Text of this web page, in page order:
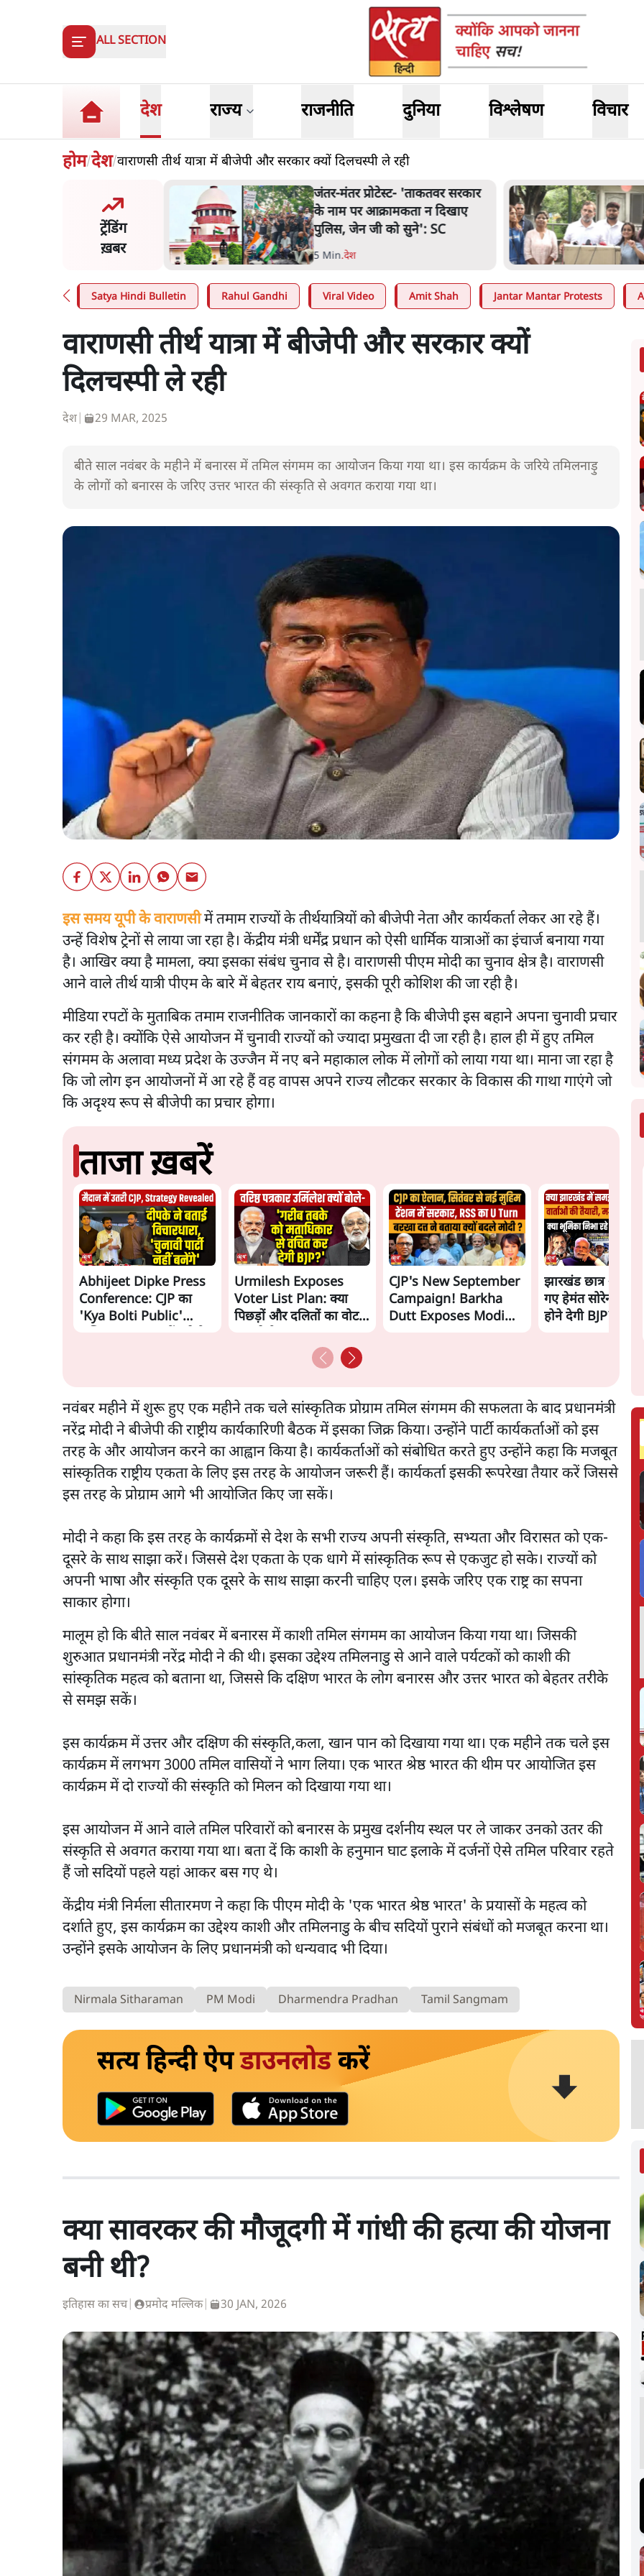
ALL SECTION
देश राज्य राजनीति दुनिया विश्लेषण विचार
होम/देश/वाराणसी तीर्थ यात्रा में बीजेपी और सरकार क्यों दिलचस्पी ले रही
ट्रेंडिंग
ख़बर
प्रोटेस्ट- 'ताकतवर सरकार
पर आक्रामकता न दिखाए
जेन जी को सुने': SC
जंतर मंतर प्रोटेस्ट: 'युवाओं को
प्रताड़ित किया जा रहा है, पर मोदी-
शाह में बोलने की हिम्मत नहीं'- राहुल
7 Min.देश
Satya Hindi Bulletin Rahul Gandhi Viral Video Amit Shah Jantar Mantar Protests
वाराणसी तीर्थ यात्रा में बीजेपी और सरकार क्यों
दिलचस्पी ले रही
देश 29 MAR, 2025
बीते साल नवंबर के महीने में बनारस में तमिल संगमम का आयोजन किया गया था। इस कार्यक्रम के जरिये तमिलनाड़ु
के लोगों को बनारस के जरिए उत्तर भारत की संस्कृति से अवगत कराया गया था।
इस समय यूपी के वाराणसीमें तमाम राज्यों के तीर्थयात्रियों को बीजेपी नेता और कार्यकर्ता लेकर आ रहे हैं।
उन्हें विशेष ट्रेनों से लाया जा रहा है। केंद्रीय मंत्री धर्मेंद्र प्रधान को ऐसी धार्मिक यात्राओं का इंचार्ज बनाया गया
है। आखिर क्या है मामला, क्या इसका संबंध चुनाव से है। वाराणसी पीएम मोदी का चुनाव क्षेत्र है। वाराणसी
आने वाले तीर्थ यात्री पीएम के बारे में बेहतर राय बनाएं, इसकी पूरी कोशिश की जा रही है।
मीडिया रपटों के मुताबिक तमाम राजनीतिक जानकारों का कहना है कि बीजेपी इस बहाने अपना चुनावी प्रचार
कर रही है। क्योंकि ऐसे आयोजन में चुनावी राज्यों को ज्यादा प्रमुखता दी जा रही है। हाल ही में हुए तमिल
संगमम के अलावा मध्य प्रदेश के उज्जैन में नए बने महाकाल लोक में लोगों को लाया गया था। माना जा रहा है
कि जो लोग इन आयोजनों में आ रहे हैं वह वापस अपने राज्य लौटकर सरकार के विकास की गाथा गाएंगे जो
कि अदृश्य रूप से बीजेपी का प्रचार होगा।
ताजा ख़बरें
Abhijeet Dipke Press
Conference: CJP का
'Kya Bolti Public'
Urmilesh Exposes
Voter List Plan: क्या
पिछड़ों और दलितों का वोट
CJP's New September
Campaign! Barkha
Dutt Exposes Modi
झारखंड छात्र
गए हेमंत सोरेन,
होने देगी BJP?
नवंबर महीने में शुरू हुए एक महीने तक चले सांस्कृतिक प्रोग्राम तमिल संगमम की सफलता के बाद प्रधानमंत्री
नरेंद्र मोदी ने बीजेपी की राष्ट्रीय कार्यकारिणी बैठक में इसका जिक्र किया। उन्होंने पार्टी कार्यकर्ताओं को इस
तरह के और आयोजन करने का आह्वान किया है। कार्यकर्ताओं को संबोधित करते हुए उन्होंने कहा कि मजबूत
सांस्कृतिक राष्ट्रीय एकता के लिए इस तरह के आयोजन जरूरी हैं। कार्यकर्ता इसकी रूपरेखा तैयार करें जिससे
इस तरह के प्रोग्राम आगे भी आयोजित किए जा सकें।
मोदी ने कहा कि इस तरह के कार्यक्रमों से देश के सभी राज्य अपनी संस्कृति, सभ्यता और विरासत को एक-
दूसरे के साथ साझा करें। जिससे देश एकता के एक धागे में सांस्कृतिक रूप से एकजुट हो सके। राज्यों को
अपनी भाषा और संस्कृति एक दूसरे के साथ साझा करनी चाहिए एल। इसके जरिए एक राष्ट्र का सपना
साकार होगा।
मालूम हो कि बीते साल नवंबर में बनारस में काशी तमिल संगमम का आयोजन किया गया था। जिसकी
शुरुआत प्रधानमंत्री नरेंद्र मोदी ने की थी। इसका उद्देश्य तमिलनाडु से आने वाले पर्यटकों को काशी की
सांस्कृतिक महत्व को बताना था, जिससे कि दक्षिण भारत के लोग बनारस और उत्तर भारत को बेहतर तरीके
से समझ सकें।
इस कार्यक्रम में उत्तर और दक्षिण की संस्कृति,कला, खान पान को दिखाया गया था। एक महीने तक चले इस
कार्यक्रम में लगभग 3000 तमिल वासियों ने भाग लिया। एक भारत श्रेष्ठ भारत की थीम पर आयोजित इस
कार्यक्रम में दो राज्यों की संस्कृति को मिलन को दिखाया गया था।
इस आयोजन में आने वाले तमिल परिवारों को बनारस के प्रमुख दर्शनीय स्थल पर ले जाकर उनको उतर की
संस्कृति से अवगत कराया गया था। बता दें कि काशी के हनुमान घाट इलाके में दर्जनों ऐसे तमिल परिवार रहते
हैं जो सदियों पहले यहां आकर बस गए थे।
केंद्रीय मंत्री निर्मला सीतारमण ने कहा कि पीएम मोदी के 'एक भारत श्रेष्ठ भारत' के प्रयासों के महत्व को
दर्शाते हुए, इस कार्यक्रम का उद्देश्य काशी और तमिलनाडु के बीच सदियों पुराने संबंधों को मजबूत करना था।
उन्होंने इसके आयोजन के लिए प्रधानमंत्री को धन्यवाद भी दिया।
Nirmala Sitharaman PM Modi Dharmendra Pradhan Tamil Sangmam
सत्य हिन्दी ऐपडाउनलोडकरें
क्या सावरकर की मौजूदगी में गांधी की हत्या की योजना
बनी थी?
इतिहास का सच| प्रमोद मल्लिक| 30 JAN, 2026